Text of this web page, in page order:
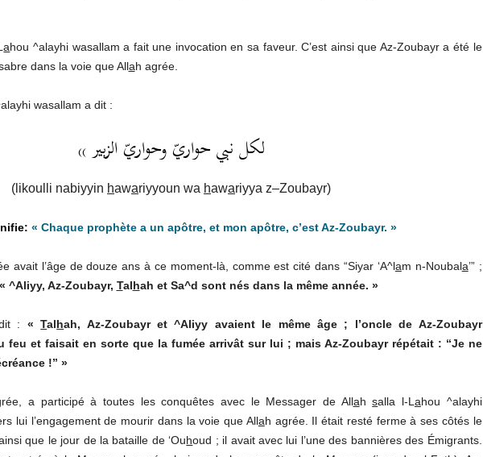
ahou ^alayhi wasallam a fait une invocation en sa faveur. C’est ainsi que Az-Zoubayr a été le
dans la voie que Allah agrée.
wasallam a dit :
لكل نبي حواريّ وحواريّ الزبير))
(likoulli nabiyyin hawariyyoun wa hawariyya z–Zoubayr)
« Chaque prophète a un apôtre, et mon apôtre, c’est Az-Zoubayr. »
avait l’âge de douze ans à ce moment-là, comme est cité dans “Siyar ‘A^lam n-Noubala’” ;
« ^Aliyy, Az-Zoubayr, Talhah et Sa^d sont nés dans la même année. »
: «Talhah, Az-Zoubayr et ^Aliyy avaient le même âge ; l’oncle de Az-Zoubayr
feu et faisait en sorte que la fumée arrivât sur lui ; mais Az-Zoubayr répétait : “Je ne
!” »
a participé à toutes les conquêtes avec le Messager de Allahsalla l-L ahou ^alayhi
lui l’engagement de mourir dans la voie que Allah agrée. Il était resté ferme à ses côtés le
que le jour de la bataille de ‘Ouhoud ; il avait avec lui l’une des bannières des Émigrants.